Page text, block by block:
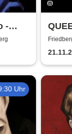
-
Uhr